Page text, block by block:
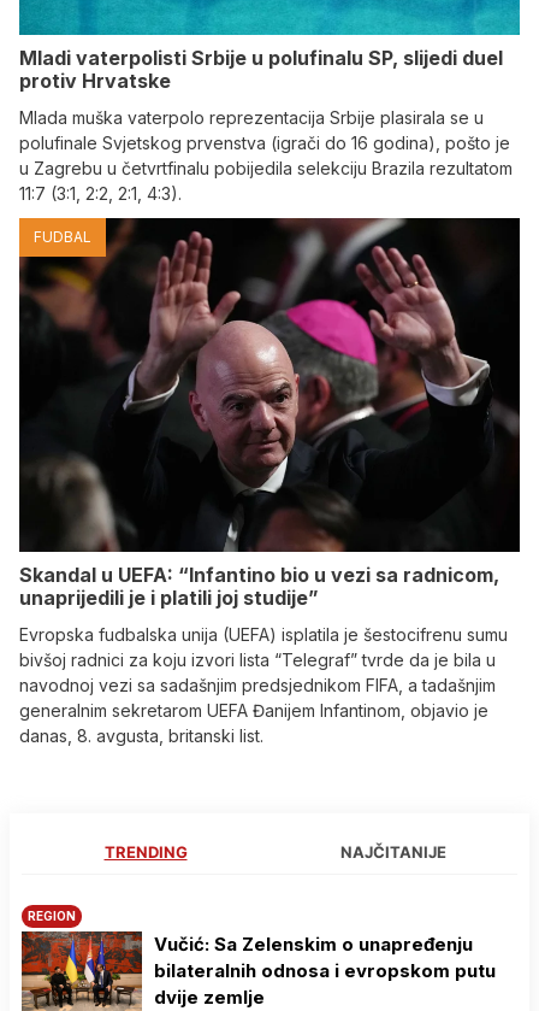
Mladi vaterpolisti Srbije u polufinalu SP, slijedi duel
protiv Hrvatske
Mlada muška vaterpolo reprezentacija Srbije plasirala se u
polufinale Svjetskog prvenstva (igrači do 16 godina), pošto je
u Zagrebu u četvrtfinalu pobijedila selekciju Brazila rezultatom
11:7 (3:1, 2:2, 2:1, 4:3).
FUDBAL
Skandal u UEFA: “Infantino bio u vezi sa radnicom,
unaprijedili je i platili joj studije”
Evropska fudbalska unija (UEFA) isplatila je šestocifrenu sumu
bivšoj radnici za koju izvori lista “Telegraf” tvrde da je bila u
navodnoj vezi sa sadašnjim predsjednikom FIFA, a tadašnjim
generalnim sekretarom UEFA Đanijem Infantinom, objavio je
danas, 8. avgusta, britanski list.
TRENDING NAJČITANIJE
REGION
Vučić: Sa Zelenskim o unapređenju
bilateralnih odnosa i evropskom putu
dvije zemlje